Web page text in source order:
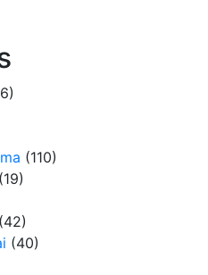
(110)
(19)
(42)
(40)